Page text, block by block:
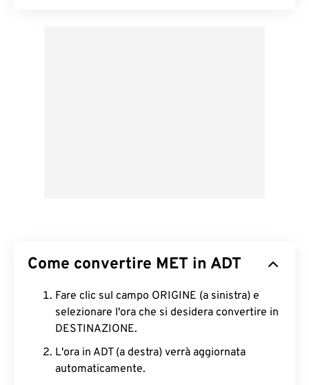
Come convertire MET in ADT
Fare clic sul campo ORIGINE (a sinistra) e
selezionare l'ora che si desidera convertire in
DESTINAZIONE.
L'ora in ADT (a destra) verrà aggiornata
automaticamente.